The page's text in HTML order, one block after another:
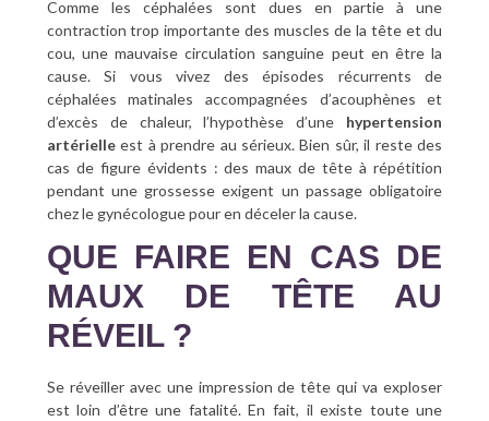
Comme les céphalées sont dues en partie à une
contraction trop importante des muscles de la tête et du
cou, une mauvaise circulation sanguine peut en être la
cause. Si vous vivez des épisodes récurrents de
céphalées matinales accompagnées d’acouphènes et
d’excès de chaleur, l’hypothèse d’une hypertension
artérielleest à prendre au sérieux. Bien sûr, il reste des
cas de figure évidents : des maux de tête à répétition
pendant une grossesse exigent un passage obligatoire
chez le gynécologue pour en déceler la cause.
QUE FAIRE EN CAS DE
MAUX DE TÊTE AU
RÉVEIL ?
Se réveiller avec une impression de tête qui va exploser
est loin d’être une fatalité. En fait, il existe toute une